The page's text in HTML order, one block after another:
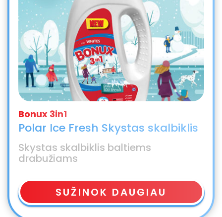
Polar Ice Fresh Skystas skalbiklis
Skystas skalbiklis baltiems
drabužiams
SUŽINOK DAUGIAU